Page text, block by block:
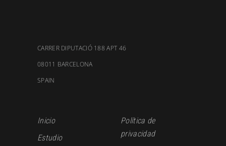
CARRER DIPUTACIÓ 188 APT 46
08011 BARCELONA
SPAIN
Inicio
Estudio
Política de
privacidad